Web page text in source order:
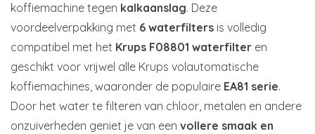
koffiemachine tegen kalkaanslag. Deze
voordeelverpakking met 6 waterfilters is volledig
compatibel met het Krups F08801 waterfilter en
geschikt voor vrijwel alle Krups volautomatische
koffiemachines, waaronder de populaire EA81 serie.
Door het water te filteren van chloor, metalen en andere
onzuiverheden geniet je van een vollere smaak en